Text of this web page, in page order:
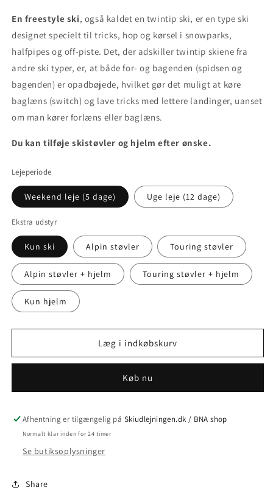
En freestyle ski, også kaldet en twintip ski, er en type ski
designet specielt til tricks, hop og kørsel i snowparks,
halfpipes og off-piste. Det, der adskiller twintip skiene fra
andre ski typer, er, at både for- og bagenden (spidsen og
bagenden) er opadbøjede, hvilket gør det muligt at køre
baglæns (switch) og lave tricks med lettere landinger, uanset
om man kører forlæns eller baglæns.
Du kan tilføje skistøvler og hjelm efter ønske.
Lejeperiode
Weekend leje (5 dage) Uge leje (12 dage)
Ekstra udstyr
Kun ski Alpin støvler Touring støvler
Alpin støvler + hjelm Touring støvler + hjelm
Kun hjelm
Læg i indkøbskurv
Køb nu
Afhentning er tilgængelig på Skiudlejningen.dk / BNA shop
Normalt klar inden for 24 timer
Se butiksoplysninger
Share